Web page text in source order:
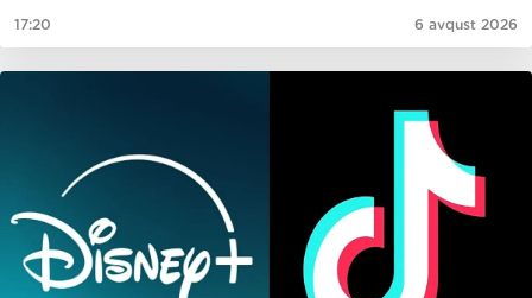
17:20 6 avqust 2026